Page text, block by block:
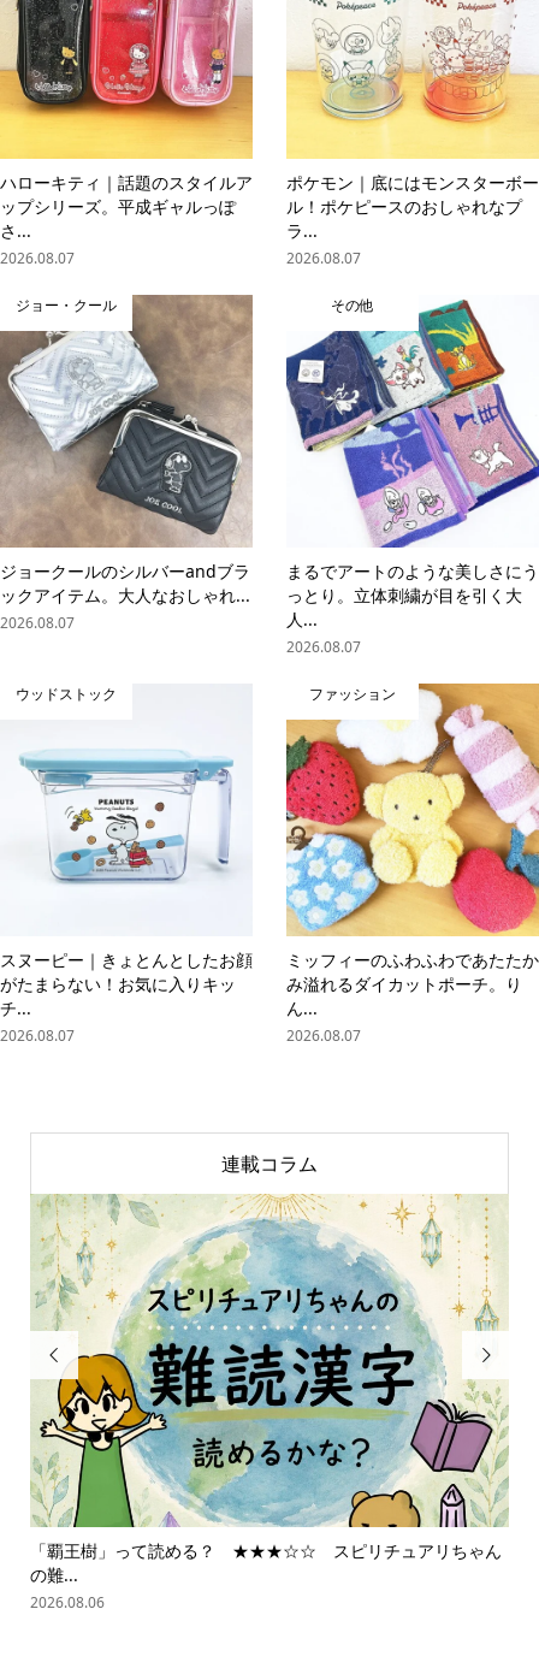
ハローキティ｜話題のスタイルア
ップシリーズ。平成ギャルっぽ
さ...
2026.08.07
ポケモン｜底にはモンスターボー
ル！ポケピースのおしゃれなプ
ラ...
2026.08.07
ジョー・クール
ジョークールのシルバーandブラ
ックアイテム。大人なおしゃれ...
2026.08.07
その他
まるでアートのような美しさにう
っとり。立体刺繍が目を引く大
人...
2026.08.07
ウッドストック
スヌーピー｜きょとんとしたお顔
がたまらない！お気に入りキッ
チ...
2026.08.07
ファッション
ミッフィーのふわふわであたたか
み溢れるダイカットポーチ。り
ん...
2026.08.07
連載コラム

「覇王樹」って読める？ ★★★☆☆ スピリチュアリちゃん
の難...
2026.08.06
